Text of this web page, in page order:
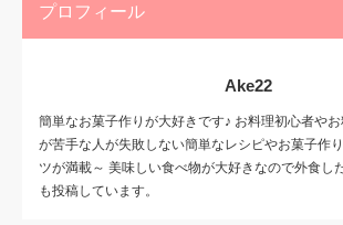
プロフィール
Ake22
簡単なお菓子作りが大好きです♪ お料理初心者や
が苦手な人が失敗しない簡単なレシピやお菓子作
ツが満載～ 美味しい食べ物が大好きなので外食し
も投稿しています。